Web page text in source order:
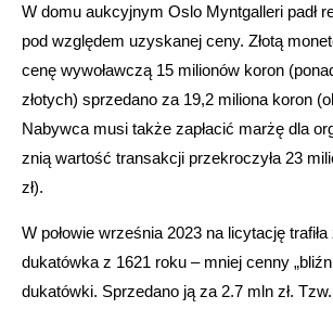
W domu aukcyjnym Oslo Myntgalleri padł
pod względem uzyskanej ceny. Złotą
cenę wywoławczą 15 milionów koron
złotych) sprzedano za 19,2 miliona koron
Nabywca musi także zapłacić marżę dla
znią wartość transakcji przekroczyła 23
zł).
W połowie września 2023 na licytację trafiła
dukatówka z 1621 roku – mniej cenny
dukatówki. Sprzedano ją za 2.7 mln zł.